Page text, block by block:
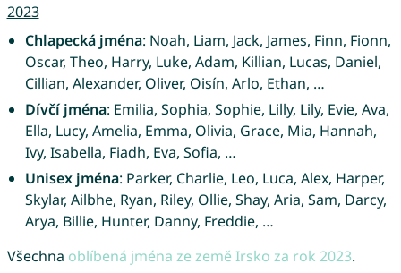
2023
Chlapecká jména: Noah, Liam, Jack, James, Finn, Fionn,
Oscar, Theo, Harry, Luke, Adam, Killian, Lucas, Daniel,
Cillian, Alexander, Oliver, Oisín, Arlo, Ethan, …
Dívčí jména: Emilia, Sophia, Sophie, Lilly, Lily, Evie, Ava,
Ella, Lucy, Amelia, Emma, Olivia, Grace, Mia, Hannah,
Ivy, Isabella, Fiadh, Eva, Sofia, …
Unisex jména: Parker, Charlie, Leo, Luca, Alex, Harper,
Skylar, Ailbhe, Ryan, Riley, Ollie, Shay, Aria, Sam, Darcy,
Arya, Billie, Hunter, Danny, Freddie, …
Všechna oblíbená jména ze země Irsko za rok 2023.